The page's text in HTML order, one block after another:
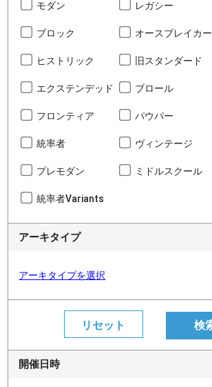
モダン レガシー
ブロック オースブレイカー
ヒストリック 旧スタンダード
エクステンデッド ブロール
フロンティア パウパー
統率者 ヴィンテージ
プレモダン ミドルスクール
統率者Variants
アーキタイプ
アーキタイプを選択
開催日時